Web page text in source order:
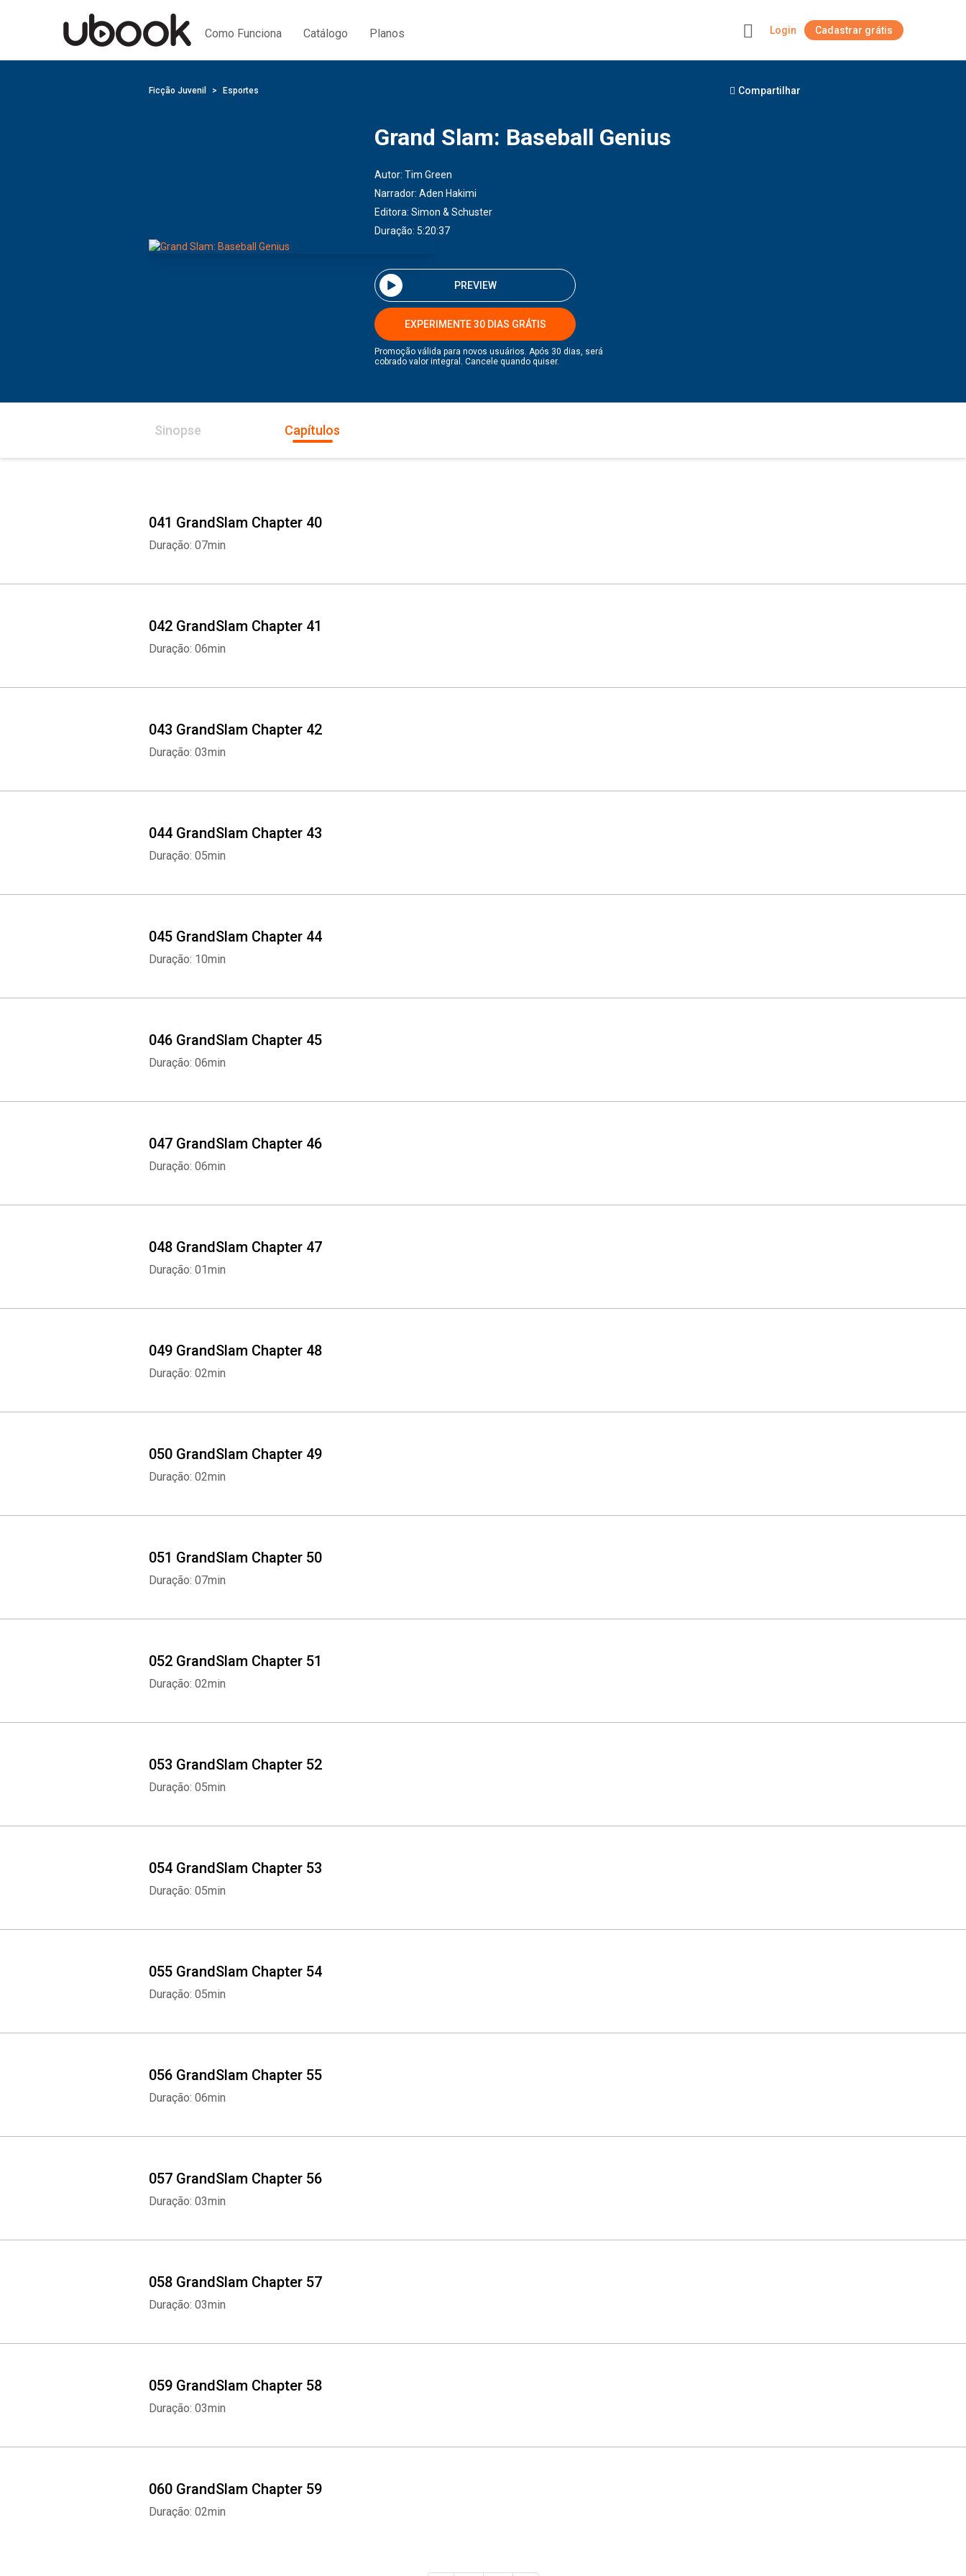
Como Funciona Catálogo Planos Login Cadastrar grátis
Ficção Juvenil Esportes Compartilhar
Grand Slam: Baseball Genius
Autor: Tim Green
Narrador: Aden Hakimi
Editora: Simon & Schuster
Duração: 5:20:37
PREVIEW
EXPERIMENTE 30 DIAS GRÁTIS
Promoção válida para novos usuários. Após 30 dias, será
cobrado valor integral. Cancele quando quiser.
Sinopse Capítulos
041 GrandSlam Chapter 40
Duração: 07min
042 GrandSlam Chapter 41
Duração: 06min
043 GrandSlam Chapter 42
Duração: 03min
044 GrandSlam Chapter 43
Duração: 05min
045 GrandSlam Chapter 44
Duração: 10min
046 GrandSlam Chapter 45
Duração: 06min
047 GrandSlam Chapter 46
Duração: 06min
048 GrandSlam Chapter 47
Duração: 01min
049 GrandSlam Chapter 48
Duração: 02min
050 GrandSlam Chapter 49
Duração: 02min
051 GrandSlam Chapter 50
Duração: 07min
052 GrandSlam Chapter 51
Duração: 02min
053 GrandSlam Chapter 52
Duração: 05min
054 GrandSlam Chapter 53
Duração: 05min
055 GrandSlam Chapter 54
Duração: 05min
056 GrandSlam Chapter 55
Duração: 06min
057 GrandSlam Chapter 56
Duração: 03min
058 GrandSlam Chapter 57
Duração: 03min
059 GrandSlam Chapter 58
Duração: 03min
060 GrandSlam Chapter 59
Duração: 02min